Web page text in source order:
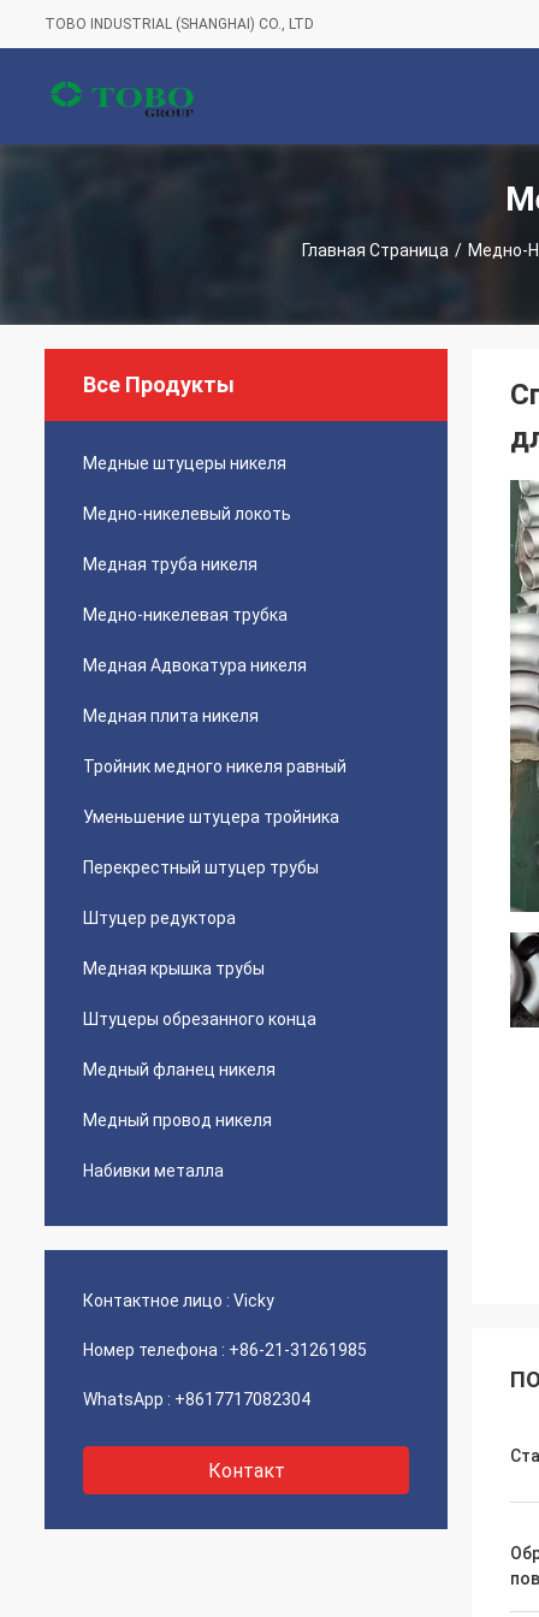
TOBO INDUSTRIAL (SHANGHAI) CO., LTD
Главная Страница / Медно-
Все Продукты
Медные штуцеры никеля
Медно-никелевый локоть
Медная труба никеля
Медно-никелевая трубка
Медная Адвокатура никеля
Медная плита никеля
Тройник медного никеля равный
Уменьшение штуцера тройника
Перекрестный штуцер трубы
Штуцер редуктора
Медная крышка трубы
Штуцеры обрезанного конца
Медный фланец никеля
Медный провод никеля
Набивки металла
Контактное лицо : Vicky
Номер телефона : +86-21-31261985
WhatsApp : +8617717082304
Контакт